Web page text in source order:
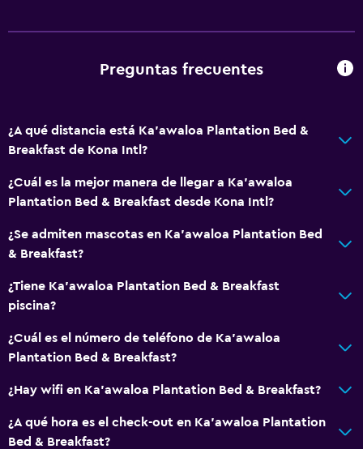
Baño compartido
Baño privado
Terraza/patio
Playa privada
Microondas
Cocineta
Accesibilidad y adecuación
Preguntas frecuentes
¿A qué distancia está Ka'awaloa Plantation Bed &
Breakfast de Kona Intl?
¿Cuál es la mejor manera de llegar a Ka'awaloa
Plantation Bed & Breakfast desde Kona Intl?
¿Se admiten mascotas en Ka'awaloa Plantation Bed
& Breakfast?
¿Tiene Ka'awaloa Plantation Bed & Breakfast
piscina?
¿Cuál es el número de teléfono de Ka'awaloa
Plantation Bed & Breakfast?
¿Hay wifi en Ka'awaloa Plantation Bed & Breakfast?
¿A qué hora es el check-out en Ka'awaloa Plantation
Bed & Breakfast?